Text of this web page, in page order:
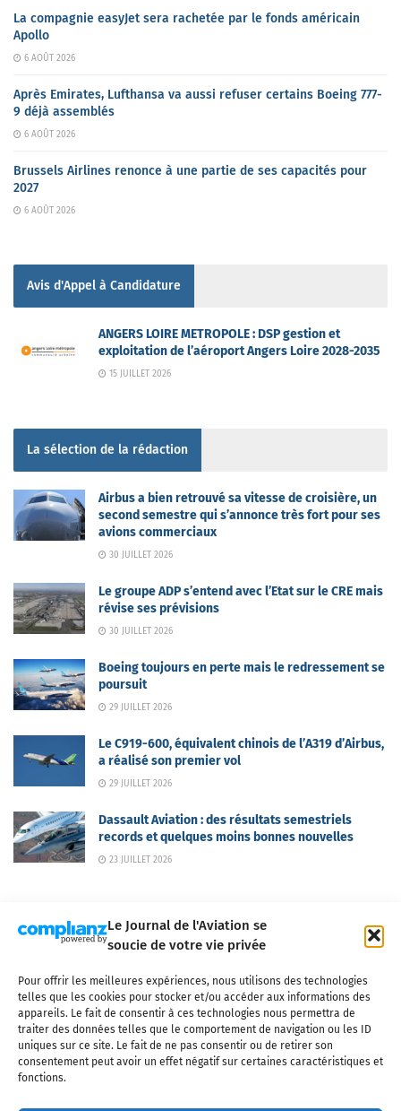
Le Journal de l'Aviation se
soucie de votre vie privée
Pour offrir les meilleures expériences, nous utilisons des technologies
telles que les cookies pour stocker et/ou accéder aux informations des
appareils. Le fait de consentir à ces technologies nous permettra de
traiter des données telles que le comportement de navigation ou les ID
uniques sur ce site. Le fait de ne pas consentir ou de retirer son
consentement peut avoir un effet négatif sur certaines caractéristiques et
fonctions.
La compagnie easyJet sera rachetée par le fonds américain
Apollo
6 AOÛT 2026
Après Emirates, Lufthansa va aussi refuser certains Boeing 777-
9 déjà assemblés
6 AOÛT 2026
Brussels Airlines renonce à une partie de ses capacités pour
2027
6 AOÛT 2026
Avis d'Appel à Candidature
ANGERS LOIRE METROPOLE : DSP gestion et
exploitation de l’aéroport Angers Loire 2028-2035
15 JUILLET 2026
La sélection de la rédaction
Airbus a bien retrouvé sa vitesse de croisière, un
second semestre qui s’annonce très fort pour ses
avions commerciaux
30 JUILLET 2026
Le groupe ADP s’entend avec l’Etat sur le CRE mais
révise ses prévisions
30 JUILLET 2026
Boeing toujours en perte mais le redressement se
poursuit
29 JUILLET 2026
Le C919-600, équivalent chinois de l’A319 d’Airbus,
a réalisé son premier vol
29 JUILLET 2026
Dassault Aviation : des résultats semestriels
records et quelques moins bonnes nouvelles
23 JUILLET 2026
Qui sommes-nous ? Nous contacter
Partenaires
Mentions légales
CGV Politique de confidentialité Cookies